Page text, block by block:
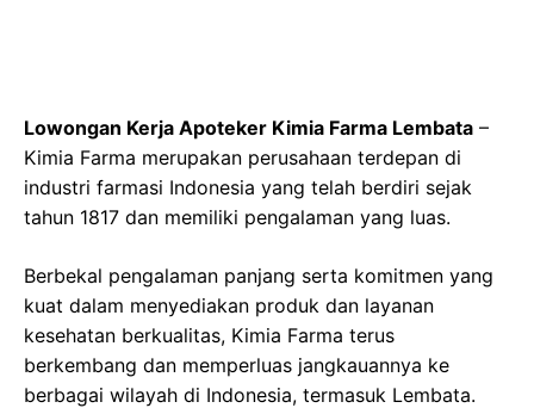
Lowongan Kerja Apoteker Kimia Farma Lembata –
Kimia Farma merupakan perusahaan terdepan di
industri farmasi Indonesia yang telah berdiri sejak
tahun 1817 dan memiliki pengalaman yang luas.
Berbekal pengalaman panjang serta komitmen yang
kuat dalam menyediakan produk dan layanan
kesehatan berkualitas, Kimia Farma terus
berkembang dan memperluas jangkauannya ke
berbagai wilayah di Indonesia, termasuk Lembata.